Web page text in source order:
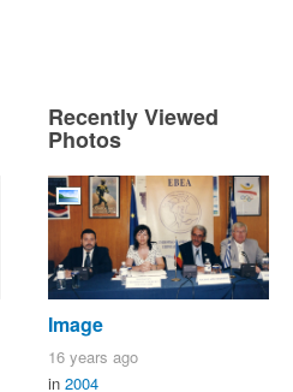
Recently Viewed
Photos
Image
16 years ago
in 2004